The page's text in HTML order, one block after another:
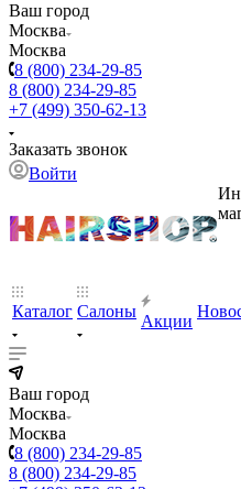
Ваш город
Москва
Москва
8 (800) 234-29-85
8 (800) 234-29-85
+7 (499) 350-62-13
Заказать звонок
Войти
Каталог Салоны
Акции
Ваш город
Москва
Москва
8 (800) 234-29-85
8 (800) 234-29-85